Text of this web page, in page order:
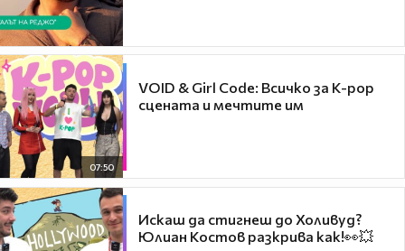
07:50
VOID & Girl Code: Всичко за K-pop
сцената и мечтите им
Искаш да стигнеш до Холивуд?
Юлиан Костов разкрива как!👀💥